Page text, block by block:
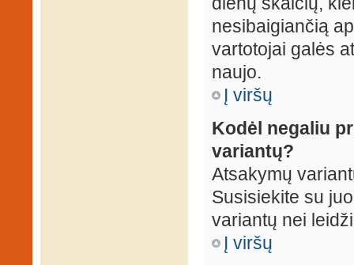
nesibaigiančią
vartotojai galės
naujo.
Į viršų
Kodėl negaliu
variantų?
Atsakymų
Susisiekite su
variantų nei
Į viršų